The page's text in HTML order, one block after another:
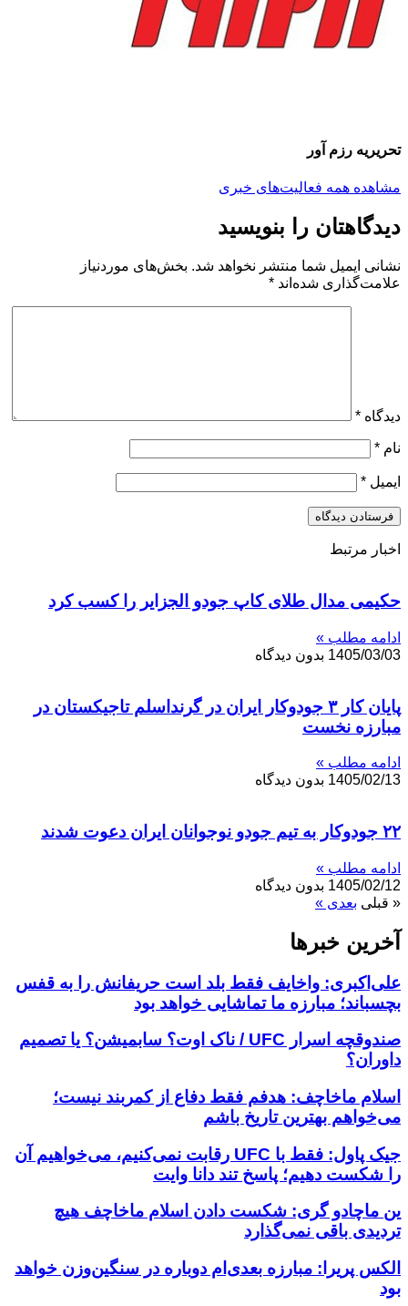
تحریریه رزم آور
مشاهده همه فعالیت‌های خبری
دیدگاهتان را بنویسید
نشانی ایمیل شما منتشر نخواهد شد. بخش‌های موردنیاز
علامت‌گذاری شده‌اند *
دیدگاه *
نام *
ایمیل *
اخبار مرتبط
حکیمی مدال طلای کاپ جودو الجزایر را کسب کرد
ادامه مطلب »
1405/03/03 بدون دیدگاه
پایان کار ۳ جودوکار ایران در گرنداسلم تاجیکستان در
مبارزه نخست
ادامه مطلب »
1405/02/13 بدون دیدگاه
۲۲ جودوکار به تیم جودو نوجوانان ایران دعوت شدند
ادامه مطلب »
1405/02/12 بدون دیدگاه
« قبلی بعدی »
آخرین خبر‌‌ها
علی‌اکبری: واخایف فقط بلد است حریفانش را به قفس
بچسباند؛ مبارزه ما تماشایی خواهد بود
صندوقچه اسرار UFC / ناک اوت؟ سابمیشن؟ یا تصمیم
داوران؟
اسلام ماخاچف: هدفم فقط دفاع از کمربند نیست؛
می‌خواهم بهترین تاریخ باشم
جیک پاول: فقط با UFC رقابت نمی‌کنیم، می‌خواهیم آن
را شکست دهیم؛ پاسخ تند دانا وایت
ین ماچادو گری: شکست دادن اسلام ماخاچف هیچ
تردیدی باقی نمی‌گذارد
الکس پریرا: مبارزه بعدی‌ام دوباره در سنگین‌وزن خواهد
بود